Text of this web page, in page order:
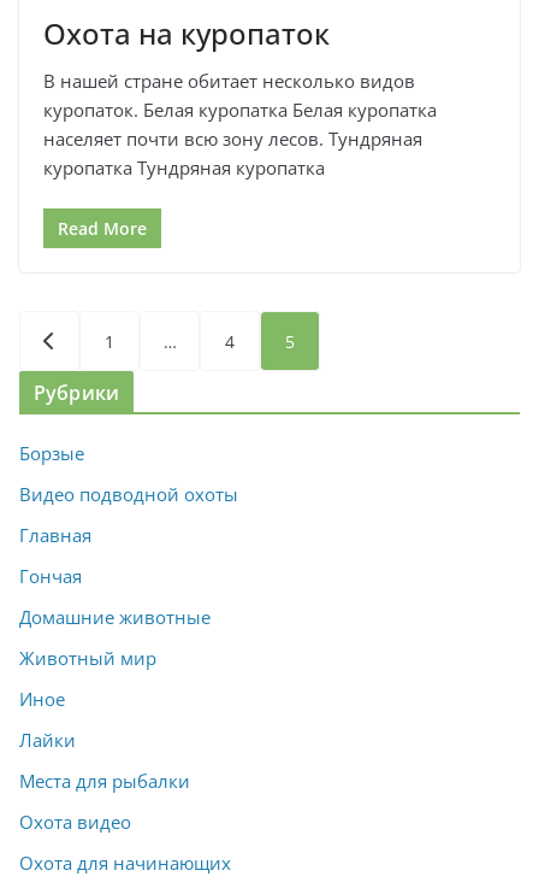
Охота на куропаток
В нашей стране обитает несколько видов
куропаток. Белая куропатка Белая куропатка
населяет почти всю зону лесов. Тундряная
куропатка Тундряная куропатка
Read More
Пагинация
записей
1 … 4 5
Рубрики
Борзые
Видео подводной охоты
Главная
Гончая
Домашние животные
Животный мир
Иное
Лайки
Места для рыбалки
Охота видео
Охота для начинающих